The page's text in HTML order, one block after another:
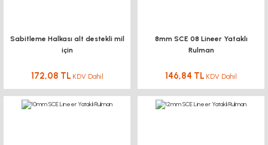
Sabitleme Halkası alt destekli mil
için
172,08 TL KDV Dahil
8mm SCE 08 Lineer Yataklı
Rulman
146,84 TL KDV Dahil